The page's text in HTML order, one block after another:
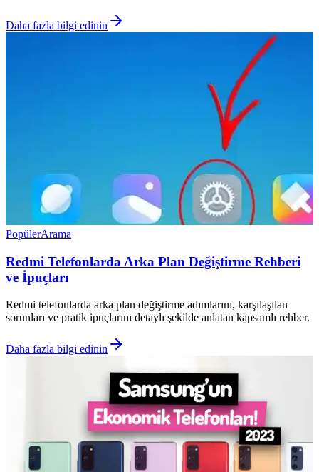
Daha fazla bilgi edinin
PopülerArama
Redmi Telefonlarda Arka Plan Değiştirme Rehberi
ve İpuçları
Redmi telefonlarda arka plan değiştirme adımlarını, karşılaşılan
sorunları ve pratik ipuçlarını detaylı şekilde anlatan kapsamlı rehber.
Daha fazla bilgi edinin